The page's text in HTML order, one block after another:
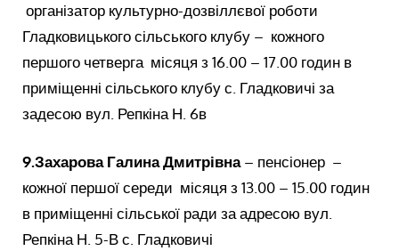
організатор культурно-дозвіллєвої роботи
Гладковицького сільського клубу – кожного
першого четверга місяця з 16.00 – 17.00 годин в
приміщенні сільського клубу с. Гладковичі за
задесою вул. Репкіна Н. 6в
9.Захарова Галина Дмитрівна– пенсіонер –
кожної першої середи місяця з 13.00 – 15.00 годин
в приміщенні сільської ради за адресою вул.
Репкіна Н. 5-В с. Гладковичі